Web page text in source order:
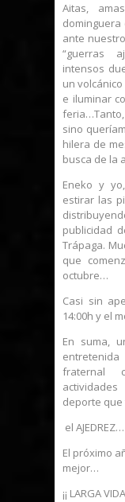
Aitas,
ante
“guerras
intensos
un
e iluminar
sino
hilera de
busca de la
Eneko y
estirar las
publicidad
Trápaga.
que
octubre…
Casi sin
14:00h y el
En suma,
fraternal
deporte que
el AJEDREZ…
El próximo
mejor…
¡¡ LARGA